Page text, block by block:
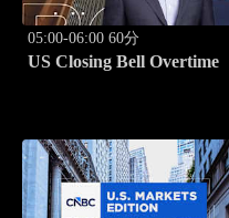
05:00-06:00 60分
US Closing Bell Overtime